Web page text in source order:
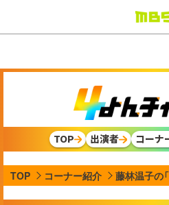
ドラマ
スポーツ
動画イズム
天気・防災
TOP 出演者 コーナ
TOP コーナー紹介 藤林温子の